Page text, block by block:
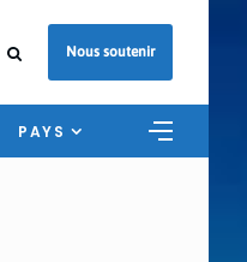
Nous soutenir
PAYS